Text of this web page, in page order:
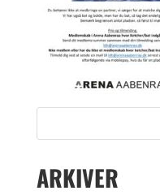
ARKIVER